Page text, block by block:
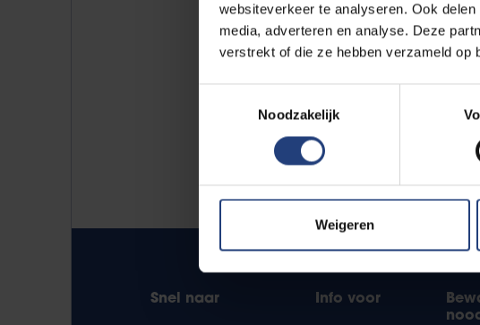
websiteverkeer te analyseren. Ook
media, adverteren en analyse. Deze
verstrekt of die ze hebben verzameld op
Noodzakelijk
Weigeren
De volledige URL van
Bv. https://
Snel naar Info voor